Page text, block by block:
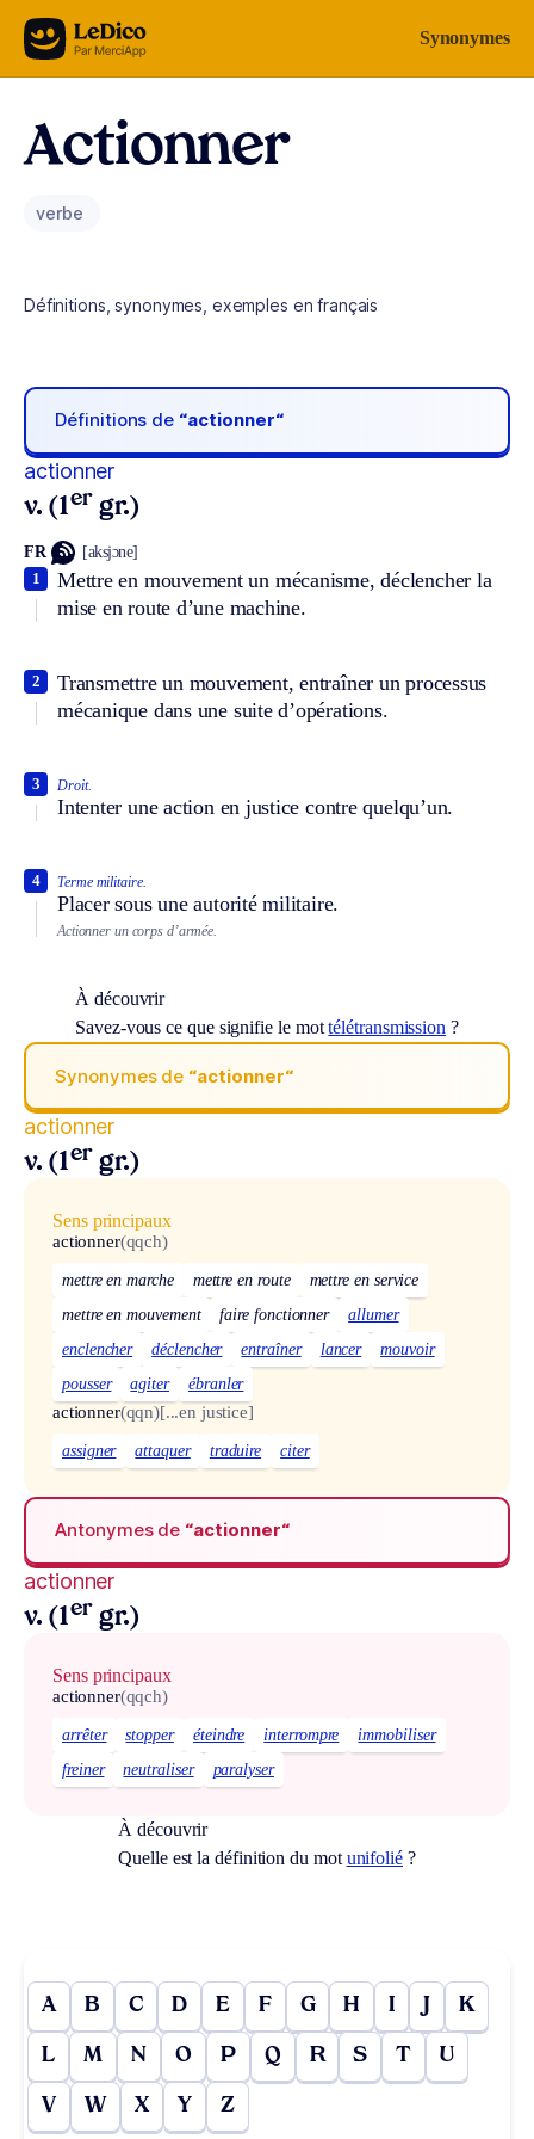
Aller au contenu Synonymes
Actionner
verbe
Définitions, synonymes, exemples en français
Définitions de “actionner“
actionner
v. (1er gr.)
FR [aksjɔne]
Mettre en mouvement un mécanisme, déclencher la
mise en route d’une machine.
1
Transmettre un mouvement, entraîner un processus
mécanique dans une suite d’opérations.
2
Droit.
Intenter une action en justice contre quelqu’un.
3
Terme militaire.
Placer sous une autorité militaire.
4
Actionner un corps d’armée.
À découvrir
Savez-vous ce que signifie le mottélétransmission ?
Synonymes de “actionner“
actionner
v. (1er gr.)
Sens principaux
actionner(qqch)
mettre en marche mettre en route
mettre en service
mettre en mouvement
faire fonctionner
allumer
enclencher
déclencher entraîner lancer
mouvoir
pousser
agiter ébranler
actionner(qqn)[...en justice]
assigner attaquer traduire citer
Antonymes de “actionner“
actionner
v. (1er gr.)
Sens principaux
actionner(qqch)
arrêter stopper éteindre interrompre
immobiliser
freiner
neutraliser paralyser
À découvrir
Quelle est la définition du mot unifolié?
A B C D E F G H I J K
L M N O P Q R S T U
V W X Y Z